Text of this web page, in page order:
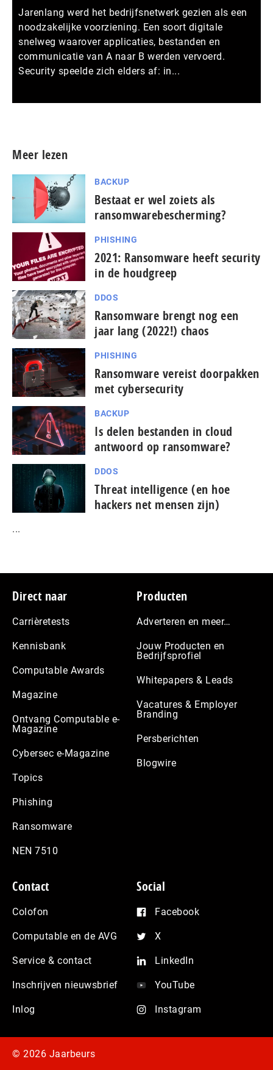
Jarenlang werd het bedrijfsnetwerk gezien als een
noodzakelijke voorziening. Een soort digitale
snelweg waarover applicaties, bestanden en
communicatie van A naar B werden vervoerd.
Security speelde zich elders af: in...
Meer lezen
BACKUP
Bestaat er wel zoiets als
ransomwarebescherming?
PHISHING
2021: Ransomware heeft security
in de houdgreep
DDOS
Ransomware brengt nog een
jaar lang (2022!) chaos
PHISHING
Ransomware vereist doorpakken
met cybersecurity
BACKUP
Is delen bestanden in cloud
antwoord op ransomware?
DDOS
Threat intelligence (en hoe
hackers net mensen zijn)
...
Footer
Direct naar
Carrièretests
Kennisbank
Computable Awards
Magazine
Ontvang Computable e-
Magazine
Cybersec e-Magazine
Topics
Phishing
Ransomware
NEN 7510
Producten
Adverteren en meer…
Jouw Producten en
Bedrijfsprofiel
Whitepapers & Leads
Vacatures & Employer
Branding
Persberichten
Blogwire
Contact
Colofon
Computable en de AVG
Service & contact
Inschrijven nieuwsbrief
Inlog
Social
Facebook
X
LinkedIn
YouTube
Instagram
© 2026 Jaarbeurs